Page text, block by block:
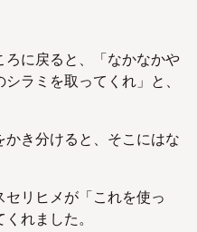
に戻ると、
「なかなかや
ラミを取ってくれ」と、
き分けると、そこにはな
リヒメが「これを使っ
れました。